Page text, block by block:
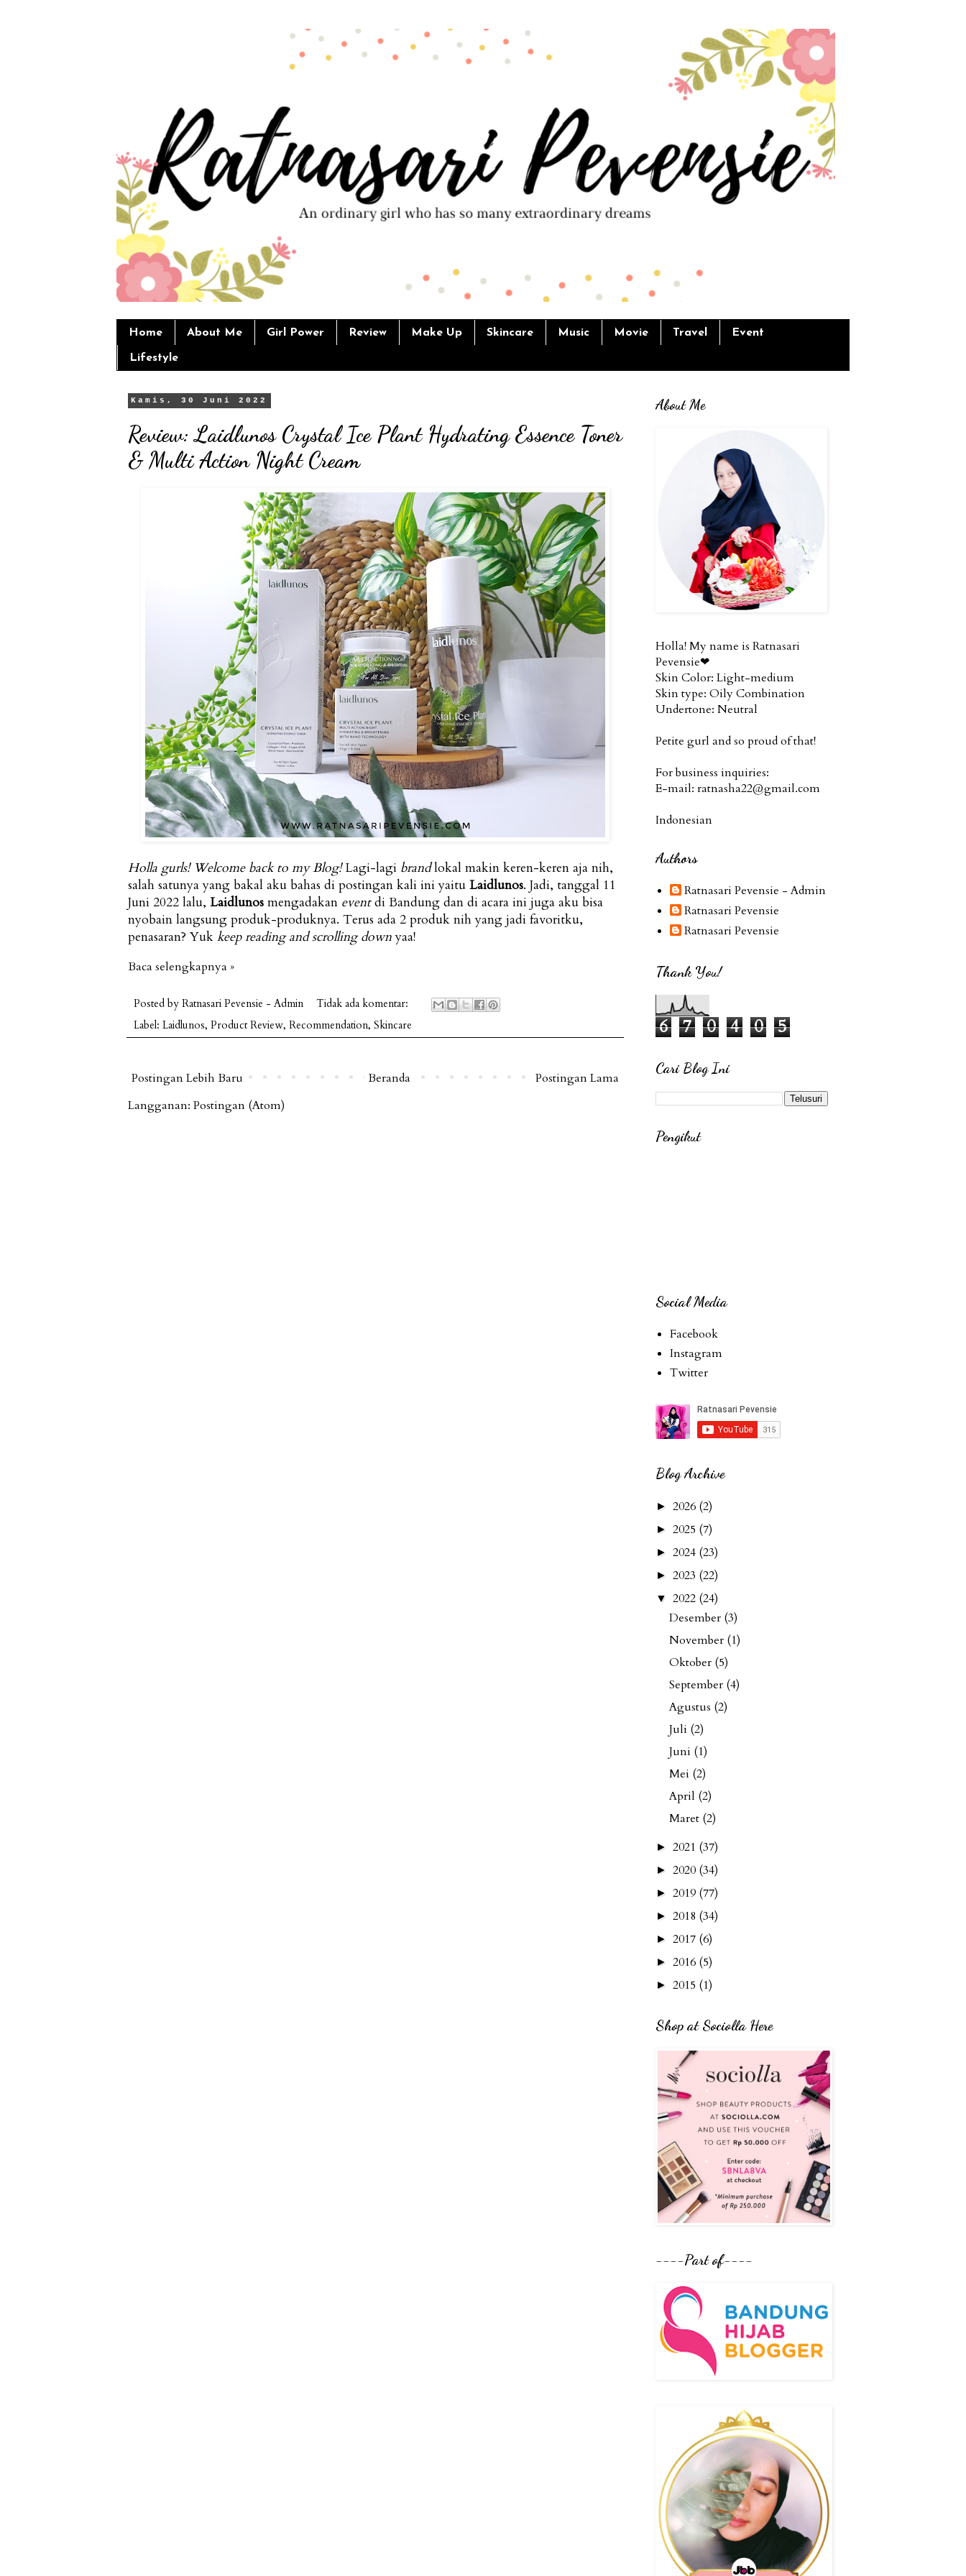
Home About Me Girl Power Review Make Up Skincare Music Movie Travel Event
Lifestyle
Kamis, 30 Juni 2022
Review: Laidlunos Crystal Ice Plant Hydrating Essence Toner
& Multi Action Night Cream
Holla gurls! Welcome back to my Blog!Lagi-lagi brandlokal makin keren-keren aja nih,
salah satunya yang bakal aku bahas di postingan kali ini yaitu Laidlunos. Jadi, tanggal 11
Juni 2022 lalu, Laidlunos mengadakan eventdi Bandung dan di acara ini juga aku bisa
nyobain langsung produk-produknya. Terus ada 2 produk nih yang jadi favoritku,
penasaran? Yuk keep reading and scrolling downyaa!
Baca selengkapnya »
Posted by Ratnasari Pevensie - Admin
Tidak ada komentar:
Label: Laidlunos, Product Review, Recommendation, Skincare
Postingan Lebih Baru Postingan Lama
Beranda
Langganan: Postingan (Atom)
About Me
Holla! My name is Ratnasari
Pevensie❤
Skin Color: Light-medium
Skin type: Oily Combination
Undertone: Neutral
Petite gurl and so proud of that!
For business inquiries:
E-mail: ratnasha22@gmail.com
Indonesian
Authors
Ratnasari Pevensie - Admin
Ratnasari Pevensie
Ratnasari Pevensie
Thank You!
6 7 0 4 0 5
Cari Blog Ini
Pengikut
Social Media
Facebook
Instagram
Twitter
Blog Archive
► 2026 (2)
► 2025 (7)
► 2024 (23)
► 2023 (22)
▼ 2022 (24)
Desember (3)
November (1)
Oktober (5)
September (4)
Agustus (2)
Juli (2)
Juni (1)
Mei (2)
April (2)
Maret (2)
► 2021 (37)
► 2020 (34)
► 2019 (77)
► 2018 (34)
► 2017 (6)
► 2016 (5)
► 2015 (1)
Shop at Sociolla Here
----Part of----